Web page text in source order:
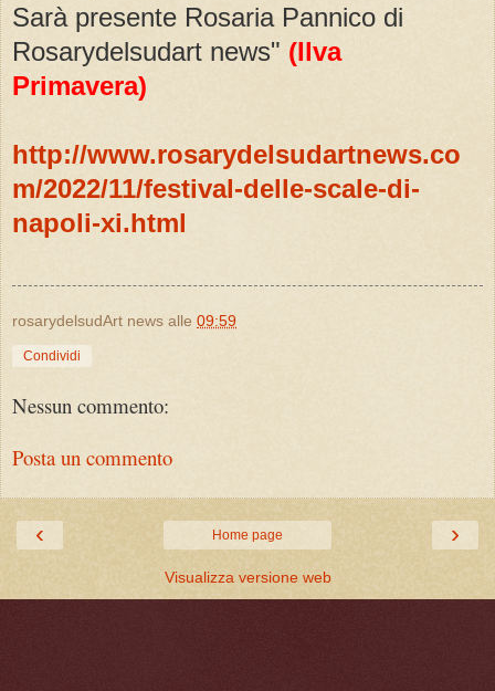
Sarà presente Rosaria Pannico di
Rosarydelsudart news" (Ilva
Primavera)
http://www.rosarydelsudartnews.co
m/2022/11/festival-delle-scale-di-
napoli-xi.html
rosarydelsudArt news alle 09:59
Condividi
Nessun commento:
Posta un commento
‹ ›
Home page
Visualizza versione web